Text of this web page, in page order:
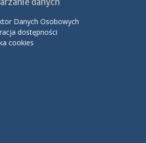
Danych Osobowych
dostępności
cookies